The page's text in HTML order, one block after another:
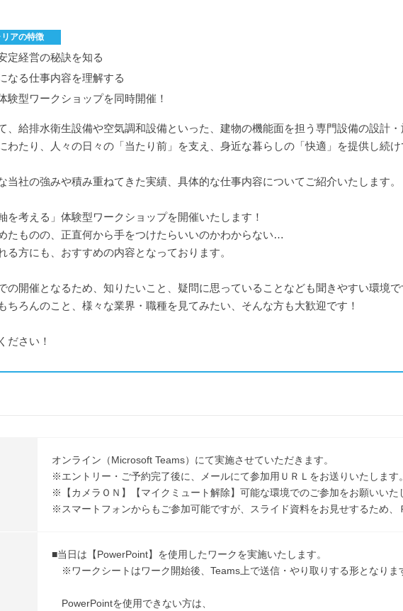
アの特徴
定経営の秘訣を知る
なる仕事内容を理解する
験型ワークショップを同時開催！
、給排水衛生設備や空気調和設備といった、建物の機能面を担う専門設備の設計・
わたり、人々の日々の「当たり前」を支え、身近な暮らしの「快適」を提供し続け
当社の強みや積み重ねてきた実績、具体的な仕事内容についてご紹介いたします。
を考える」体験型ワークショップを開催いたします！
たものの、正直何から手をつけたらいいのかわからない…
る方にも、おすすめの内容となっております。
の開催となるため、知りたいこと、疑問に思っていることなども聞きやすい環境
ちろんのこと、様々な業界・職種を見てみたい、そんな方も大歓迎です！
ださい！
オンライン（Microsoft Teams）にて実施させていただきます。
※エントリー・ご予約完了後に、メールにて参加用ＵＲＬをお送りいたします。
※【カメラＯＮ】【マイクミュート解除】可能な環境でのご参加をお願いいた
※スマートフォンからもご参加可能ですが、スライド資料をお見せするため、
■当日は【PowerPoint】を使用したワークを実施いたします。
※ワークシートはワーク開始後、Teams上で送信・やり取りする形となりま
PowerPointを使用できない方は、